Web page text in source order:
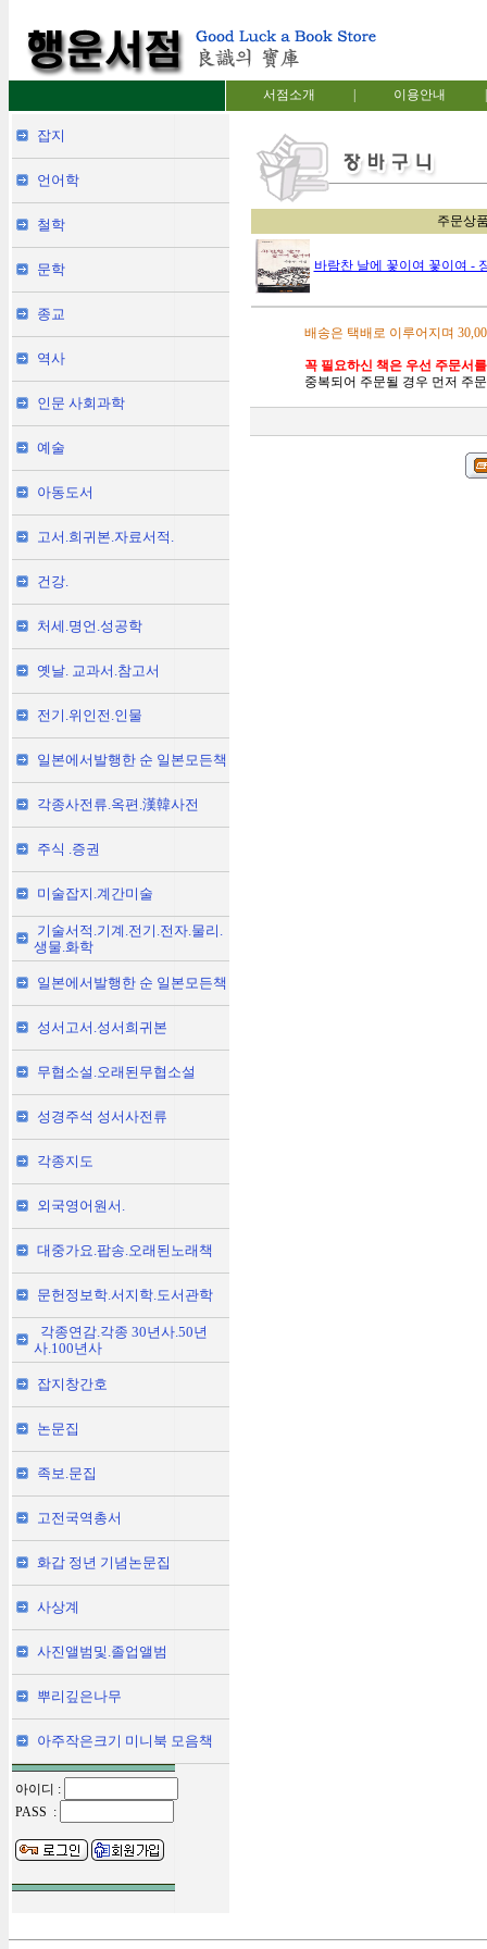
서점소개 이용안내
잡지
언어학
철학
문학
종교
역사
인문 사회과학
예술
아동도서
고서.희귀본.자료서적.
건강.
처세.명언.성공학
옛날. 교과서.참고서
전기.위인전.인물
일본에서발행한 순 일본모든책
각종사전류.옥편.漢韓사전
주식 .증권
미술잡지.계간미술
기술서적.기계.전기.전자.물리.
생물.화학
일본에서발행한 순 일본모든책
성서고서.성서희귀본
무협소설.오래된무협소설
성경주석 성서사전류
각종지도
외국영어원서.
대중가요.팝송.오래된노래책
문헌정보학.서지학.도서관학
각종연감.각종 30년사.50년
사.100년사
잡지창간호
논문집
족보.문집
고전국역총서
화갑 정년 기념논문집
사상계
사진앨범및.졸업앨범
뿌리깊은나무
아주작은크기 미니북 모음책
아이디 :
PASS :
주문상
바람찬 날에 꽃이여 꽃이여 -
배송은 택배로 이루어지며
꼭 필요하신 책은 우선 주문서
중복되어 주문될 경우 먼저 주